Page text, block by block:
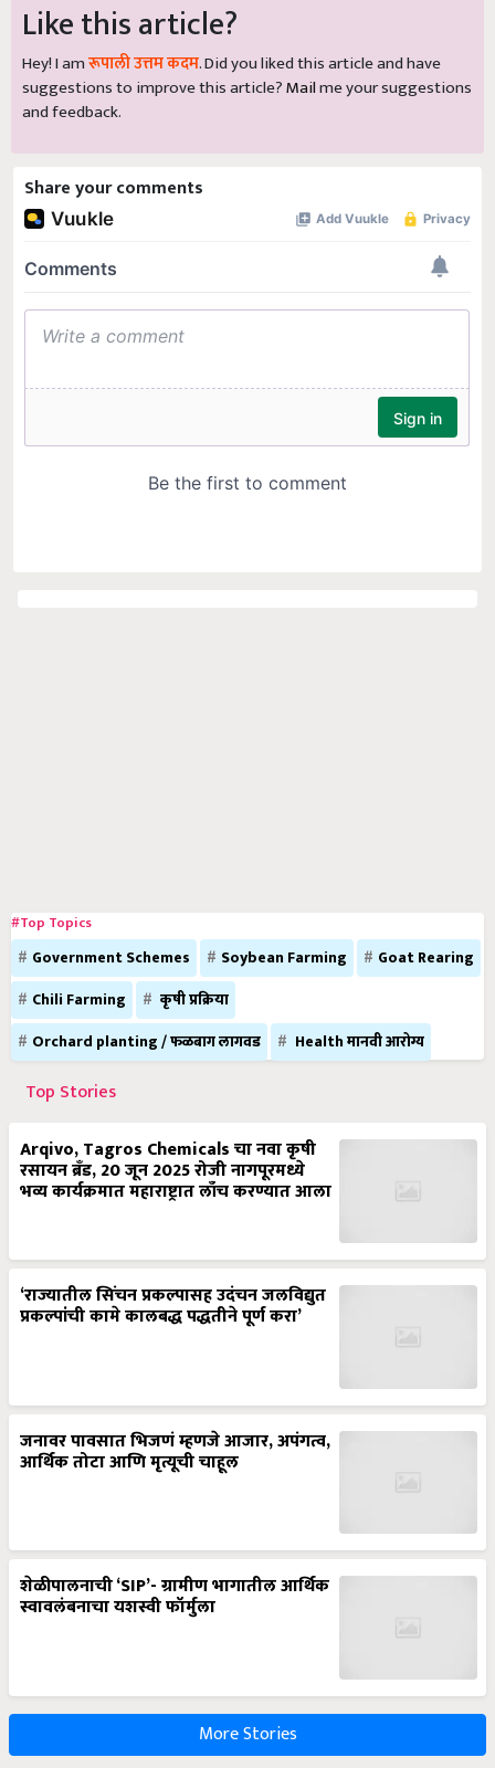
Like this article?
Hey! I amरूपाली उत्तम कदम. Did you liked this article and have
suggestions to improve this article?Mailme your suggestions
and feedback.
Share your comments
#Top Topics
Government Schemes Soybean Farming
Goat Rearing
Chili Farming
कृषी प्रक्रिया
Orchard planting / फळबाग लागवड
Health मानवी आरोग्य
Top Stories
Arqivo, Tagros Chemicals चा नवा कृषी
रसायन ब्रँड, 20 जून 2025 रोजी नागपूरमध्ये
भव्य कार्यक्रमात महाराष्ट्रात लाँच करण्यात आला
‘राज्यातील सिंचन प्रकल्पासह उदंचन जलविद्युत
प्रकल्पांची कामे कालबद्ध पद्धतीने पूर्ण करा’
जनावर पावसात भिजणं म्हणजे आजार, अपंगत्व,
आर्थिक तोटा आणि मृत्यूची चाहूल
शेळीपालनाची ‘SIP’- ग्रामीण भागातील आर्थिक
स्वावलंबनाचा यशस्वी फॉर्मुला
More Stories